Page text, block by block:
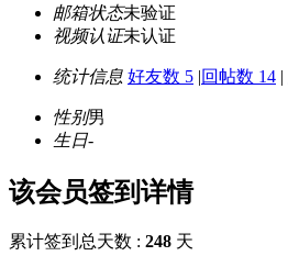
邮箱状态未验证
视频认证未认证
统计信息 好友数 5 |回帖数 14 |
性别男
生日-
该会员签到详情
累计签到总天数 : 248 天